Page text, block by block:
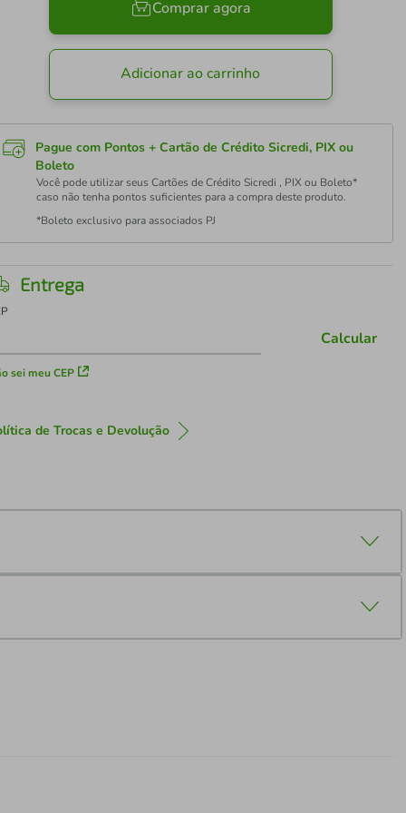
Comprar agora
Adicionar ao carrinho
Pague com Pontos + Cartão de Crédito Sicredi, PIX ou
Boleto
Você pode utilizar seus Cartões de Crédito Sicredi , PIX ou Boleto*
caso não tenha pontos suficientes para a compra deste produto.
*Boleto exclusivo para associados PJ
Entrega
sei meu CEP
Calcular
de Trocas e Devolução